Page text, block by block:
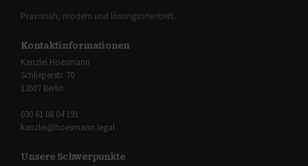
Praxisnah, modern und lösungsorientiert.
Kontaktinformationen
Kanzlei Hoesmann
Schlieperstr. 70
13507 Berlin
030 61 08 04 191
kanzlei@hoesmann.legal
Unsere Schwerpunkte